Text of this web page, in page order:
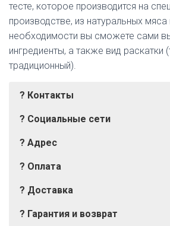
тесте, которое производится на
производстве, из натуральных
необходимости вы сможете сами
ингредиенты, а также вид раскатки
традиционный).
? Контакты
?️ Социальные сети
? Адрес
? Оплата
? Доставка
? Гарантия и возврат